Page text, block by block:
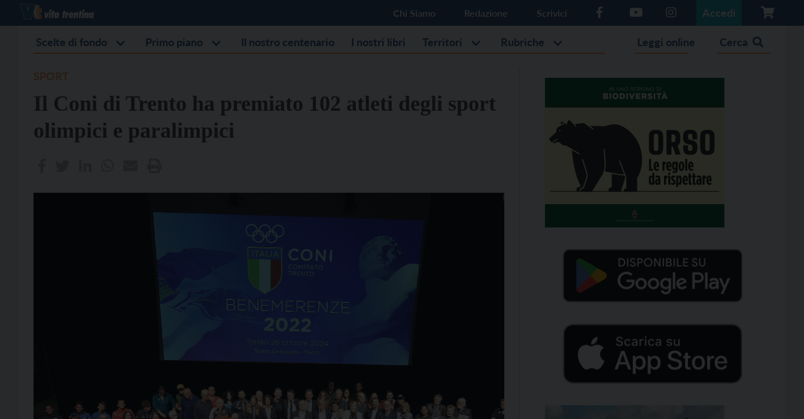
Chi Siamo Redazione Scrivici Accedi
Scelte di fondo Primo piano Il nostro centenario I nostri libri Territori Rubriche Leggi online Cerca
Il Coni di Trento ha premiato 102 atleti degli sport
olimpici e paralimpici